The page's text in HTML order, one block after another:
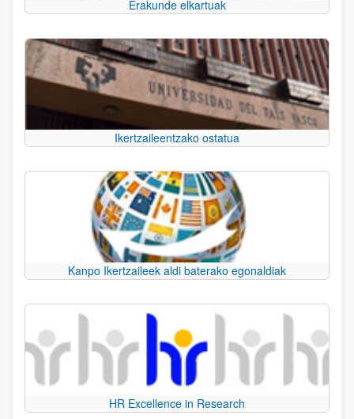
Erakunde elkartuak
Ikertzaileentzako ostatua
Kanpo Ikertzaileek aldi baterako egonaldiak
HR Excellence in Research